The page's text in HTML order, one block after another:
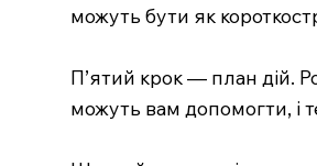
можуть бути як
П’ятий крок — план дій.
можуть вам допомогти, і